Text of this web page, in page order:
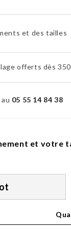
et des tailles
offerts dès
05 55 14 84 38
et votre